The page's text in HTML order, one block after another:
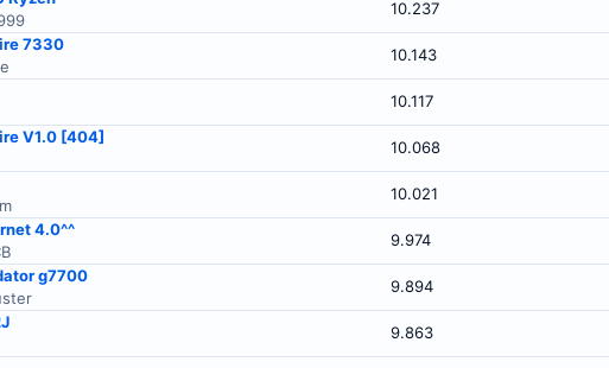
10.237
7330
10.143
10.117
V1.0 [404]
10.068
10.021
4.0^^
9.974
g7700
9.894
9.863